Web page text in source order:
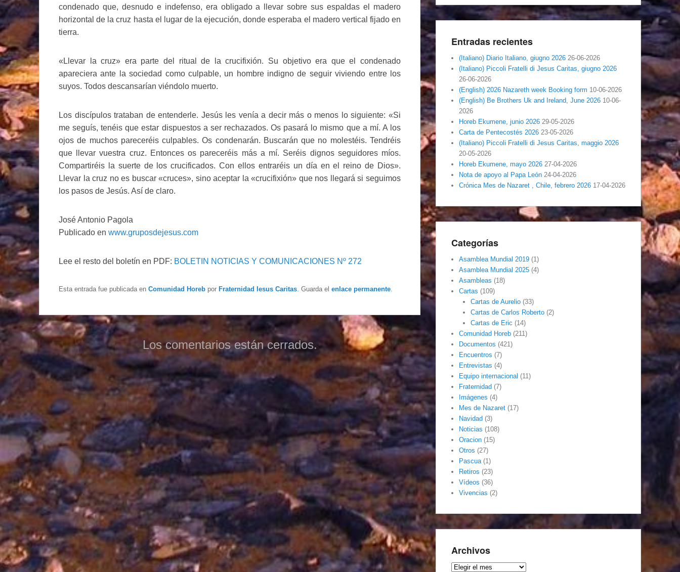
condenado que, desnudo e indefenso, era obligado a llevar sobre sus espaldas el madero
horizontal de la cruz hasta el lugar de la ejecución, donde esperaba el madero vertical fijado en
tierra.
«Llevar la cruz» era parte del ritual de la crucifixión. Su objetivo era que el condenado
apareciera ante la sociedad como culpable, un hombre indigno de seguir viviendo entre los
suyos. Todos descansarían viéndolo muerto.
Los discípulos trataban de entenderle. Jesús les venía a decir más o menos lo siguiente: «Si
me seguís, tenéis que estar dispuestos a ser rechazados. Os pasará lo mismo que a mí. A los
ojos de muchos pareceréis culpables. Os condenarán. Buscarán que no molestéis. Tendréis
que llevar vuestra cruz. Entonces os pareceréis más a mí. Seréis dignos seguidores míos.
Compartiréis la suerte de los crucificados. Con ellos entraréis un día en el reino de Dios».
Llevar la cruz no es buscar «cruces», sino aceptar la «crucifixión» que nos llegará si seguimos
los pasos de Jesús. Así de claro.
José Antonio Pagola
Publicado en www.gruposdejesus.com
Lee el resto del boletín en PDF: BOLETIN NOTICIAS Y COMUNICACIONES Nº 272
Esta entrada fue publicada en Comunidad Horeb por Fraternidad Iesus Caritas . Guarda el enlace permanente
Los comentarios están cerrados.
Entradas recientes
(Italiano) Diario Italiano, giugno 2026 26-06-2026
(Italiano) Piccoli Fratelli di Jesus Caritas, giugno 2026
26-06-2026
(English) 2026 Nazareth week Booking form 10-06-2026
(English) Be Brothers Uk and Ireland, June 2026 10-06-
2026
Horeb Ekumene, junio 2026 29-05-2026
Carta de Pentecostés 2026 23-05-2026
(Italiano) Piccoli Fratelli di Jesus Caritas, maggio 2026
20-05-2026
Horeb Ekumene, mayo 2026 27-04-2026
Nota de apoyo al Papa León 24-04-2026
Crónica Mes de Nazaret , Chile, febrero 2026 17-04-2026
Categorías
Asamblea Mundial 2019 (1)
Asamblea Mundial 2025 (4)
Asambleas (18)
Cartas (109)
Cartas de Aurelio(33)
Cartas de Carlos Roberto(2)
Cartas de Eric (14)
Comunidad Horeb (211)
Documentos (421)
Encuentros (7)
Entrevistas (4)
Equipo internacional (11)
Fraternidad (7)
Imágenes (4)
Mes de Nazaret (17)
Navidad (3)
Noticias (108)
Oracion (15)
Otros (27)
Pascua(1)
Retiros (23)
Vídeos (36)
Vivencias (2)
Archivos
Archivos